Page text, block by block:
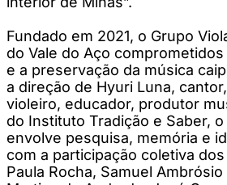
Fundado em 2021, o Grupo
do Vale do Aço
e a preservação da música
a direção de Hyuri Luna,
violeiro, educador, produtor
do Instituto Tradição e Saber,
envolve pesquisa, memória e
com a participação coletiva
Paula Rocha, Samuel